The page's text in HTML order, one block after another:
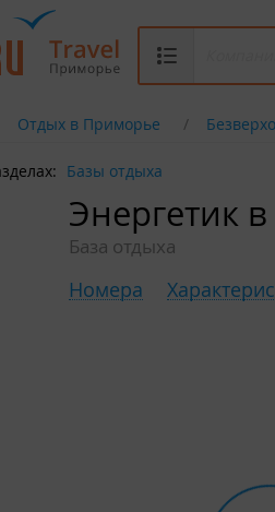
Отдых в Приморье
Базы отдыха
Энергетик
База отдыха
Номера